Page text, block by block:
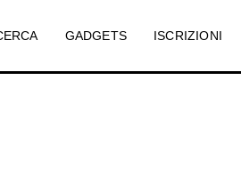
GADGETS ISCRIZIONI